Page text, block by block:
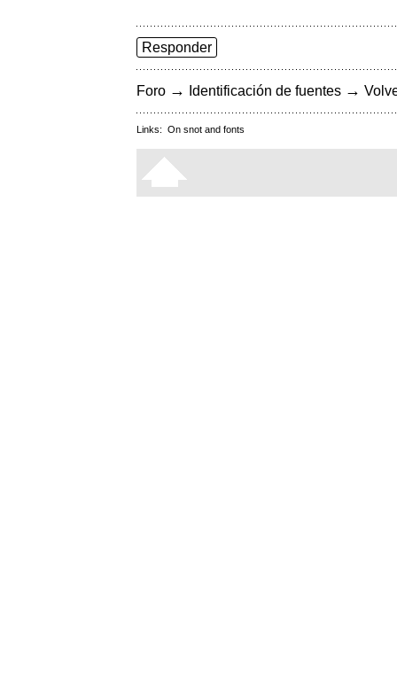
Responder
Foro → Identificación de fuentes →
Links: On snot and fonts